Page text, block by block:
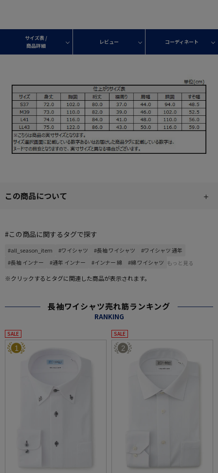
サイズ表 /
商品詳細
レビュー コーディネート
この商品について
#この商品に関するタグで探す
#all_season_item #ワイシャツ #長袖 ワイシャツ
#ワイシャツ 通年
#長袖 インナー
#通年 インナー #インナー 綿 #綿 ワイシャツ もっと見る
※クリックするとタグに関連した商品が表示されます。
長袖ワイシャツ売れ筋ランキング
RANKING
SALE
1
SALE
2